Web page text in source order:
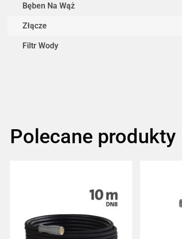
Bęben Na Wąż
Złącze
Filtr Wody
Polecane produkty